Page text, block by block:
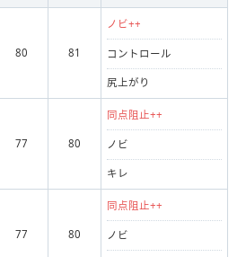
80 81
ノビ++
コントロール
尻上がり
77 80
同点阻止++
ノビ
キレ
77 80
同点阻止++
ノビ